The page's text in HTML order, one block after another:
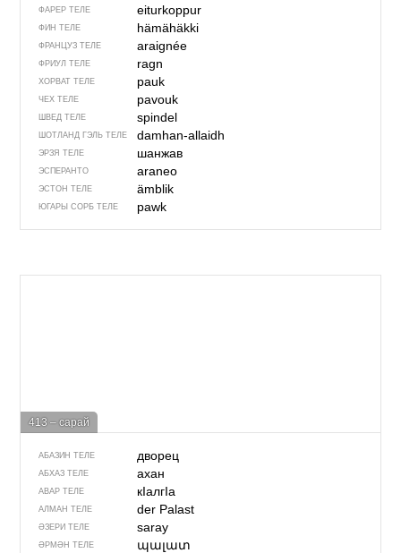
ФАРЕР ТЕЛЕ eiturkoppur
ФИН ТЕЛЕ hämähäkki
ФРАНЦУЗ ТЕЛЕ araignée
ФРИУЛ ТЕЛЕ ragn
ХОРВАТ ТЕЛЕ pauk
ЧЕХ ТЕЛЕ pavouk
ШВЕД ТЕЛЕ spindel
ШОТЛАНД ГЭЛЬ ТЕЛЕ damhan-allaidh
ЭРЗЯ ТЕЛЕ шанжав
ЭСПЕРАНТО araneo
ЭСТОН ТЕЛЕ ämblik
ЮГАРЫ СОРБ ТЕЛЕ pawk
413 – сарай
АБАЗИН ТЕЛЕ дворец
АБХАЗ ТЕЛЕ ахан
АВАР ТЕЛЕ кIалгIа
АЛМАН ТЕЛЕ der Palast
ӘЗЕРИ ТЕЛЕ saray
ӘРМӘН ТЕЛЕ պալատ